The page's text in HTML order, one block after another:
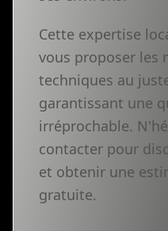
Cette expertise
vous proposer les
techniques au
garantissant une
irréprochable.
contacter pour
et obtenir une
gratuite.